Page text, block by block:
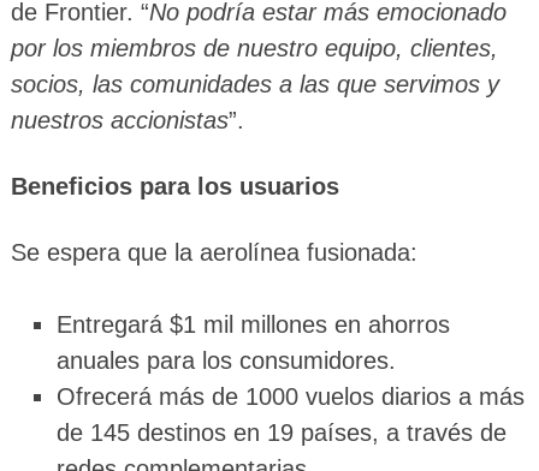
de Frontier. “No podría estar más emocionado
por los miembros de nuestro equipo, clientes,
socios, las comunidades a las que servimos y
nuestros accionistas”.
Beneficios para los usuarios
Se espera que la aerolínea fusionada:
Entregará $1 mil millones en ahorros
anuales para los consumidores.
Ofrecerá más de 1000 vuelos diarios a más
de 145 destinos en 19 países, a través de